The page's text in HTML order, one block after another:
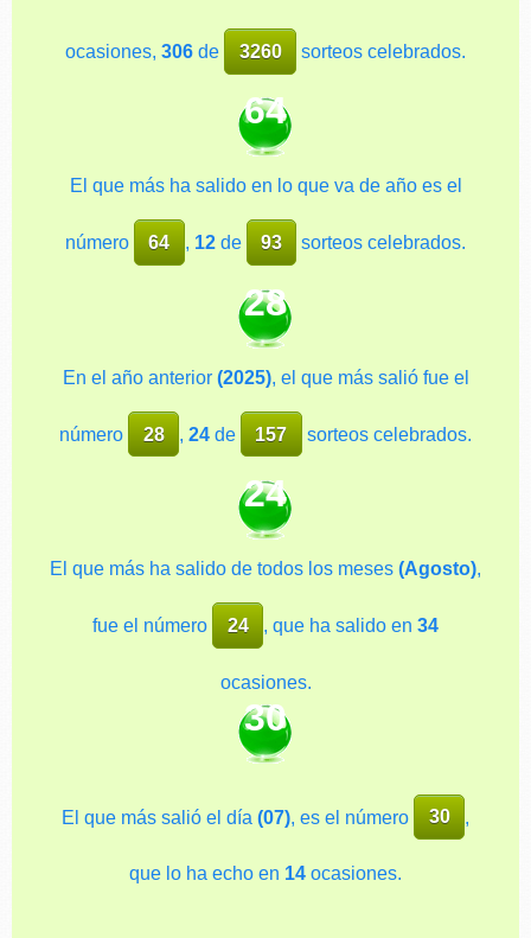
ocasiones,306 de 3260 sorteos celebrados.
64
El que más ha salido en lo que va de año es el
número 64 , 12de 93 sorteos celebrados.
28
En el año anterior (2025), el que más salió fue el
número 28 24 de 157 sorteos celebrados.
24
El que más ha salido de todos los meses (Agosto),
fue el número 24 , que ha salido en 34
ocasiones.
30
El que más salió el día(07) , es el número 30
que lo ha echo en 14 ocasiones.